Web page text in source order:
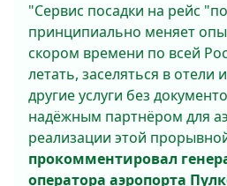
"Сервис посадки на рейс
принципиально меняет
скором времени по всей
летать, заселяться в отели
другие услуги без
надёжным партнёром для
реализации этой
прокомментировал
оператора аэропорта